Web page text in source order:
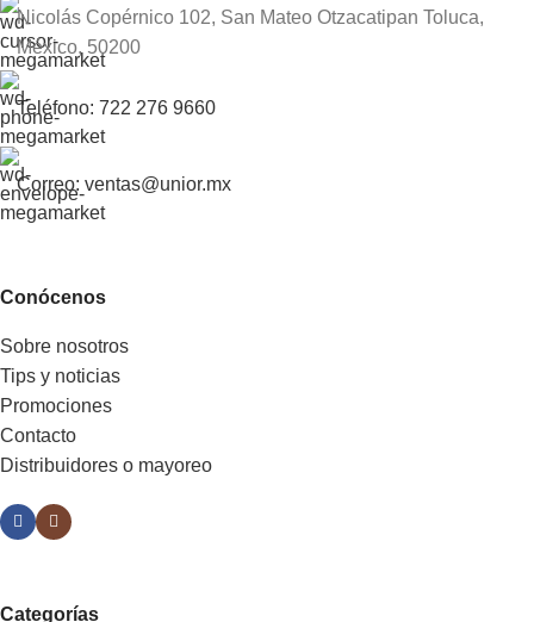
Nicolás Copérnico 102, San Mateo Otzacatipan Toluca,
México, 50200
Teléfono: 722 276 9660
Correo: ventas@unior.mx
Conócenos
Sobre nosotros
Tips y noticias
Promociones
Contacto
Distribuidores o mayoreo
Categorías